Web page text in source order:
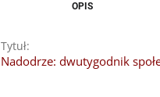
OPIS
Tytuł:
Nadodrze: dwutygodnik